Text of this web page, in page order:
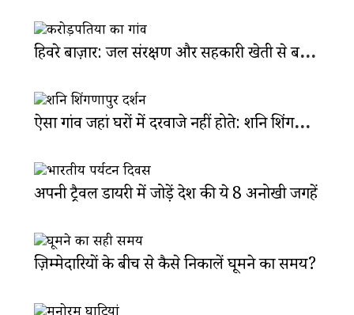
हिवरे बाज़ार: जल संरक्षण और सहकारी खेती से बना करोड़पतियों का गांव
ऐसा गांव जहां घरों में दरवाजे नहीं होते: शनि शिंगणापुर मंदिर
अपनी ट्रैवल डायरी में जोड़ें देश की ये 8 अनोखी जगहें
ज़िम्मेदारियों के बीच से कैसे निकालें घूमने का समय?